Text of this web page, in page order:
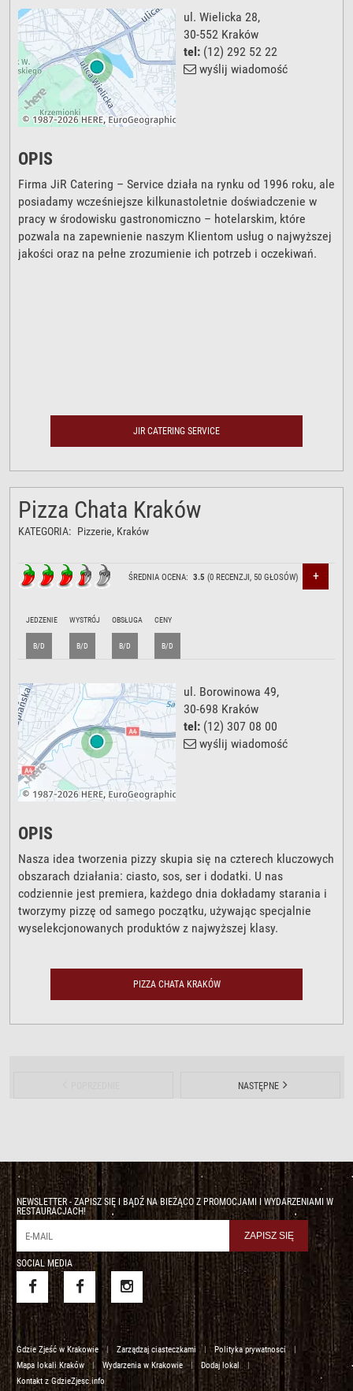
ul. Wielicka 28,
30-552 Kraków
tel: (12) 292 52 22
wyślij wiadomość
OPIS
Firma JiR Catering – Service działa na rynku od 1996 roku, ale
posiadamy wcześniejsze kilkunastoletnie doświadczenie w
pracy w środowisku gastronomiczno – hotelarskim, które
pozwala na zapewnienie naszym Klientom usług o najwyższej
jakości oraz na pełne zrozumienie ich potrzeb i oczekiwań.
JIR CATERING SERVICE
Pizza Chata Kraków
KATEGORIA: Pizzerie, Kraków
ŚREDNIA OCENA:3.5 (0 RECENZJI, 50 GŁOSÓW) +
JEDZENIE
B/D
WYSTRÓJ
B/D
OBSŁUGA
B/D
CENY
B/D
ul. Borowinowa 49,
30-698 Kraków
tel: (12) 307 08 00
wyślij wiadomość
OPIS
Nasza idea tworzenia pizzy skupia się na czterech kluczowych
obszarach działania: ciasto, sos, ser i dodatki. U nas
codziennie jest premiera, każdego dnia dokładamy starania i
tworzymy pizzę od samego początku, używając specjalnie
wyselekcjonowanych produktów z najwyższej klasy.
PIZZA CHATA KRAKÓW
NASTĘPNE
NEWSLETTER - ZAPISZ SIĘ I BĄDŹ NA BIEŻĄCO Z PROMOCJAMI I WYDARZENIAMI W
RESTAURACJACH!
SOCIAL MEDIA
Gdzie Zjeść w Krakowie | Zarządzaj ciasteczkami | Polityka prywatnosci
|
Mapa lokali Kraków
| Wydarzenia w Krakowie | Dodaj lokal
|
Kontakt z GdzieZjesc.info